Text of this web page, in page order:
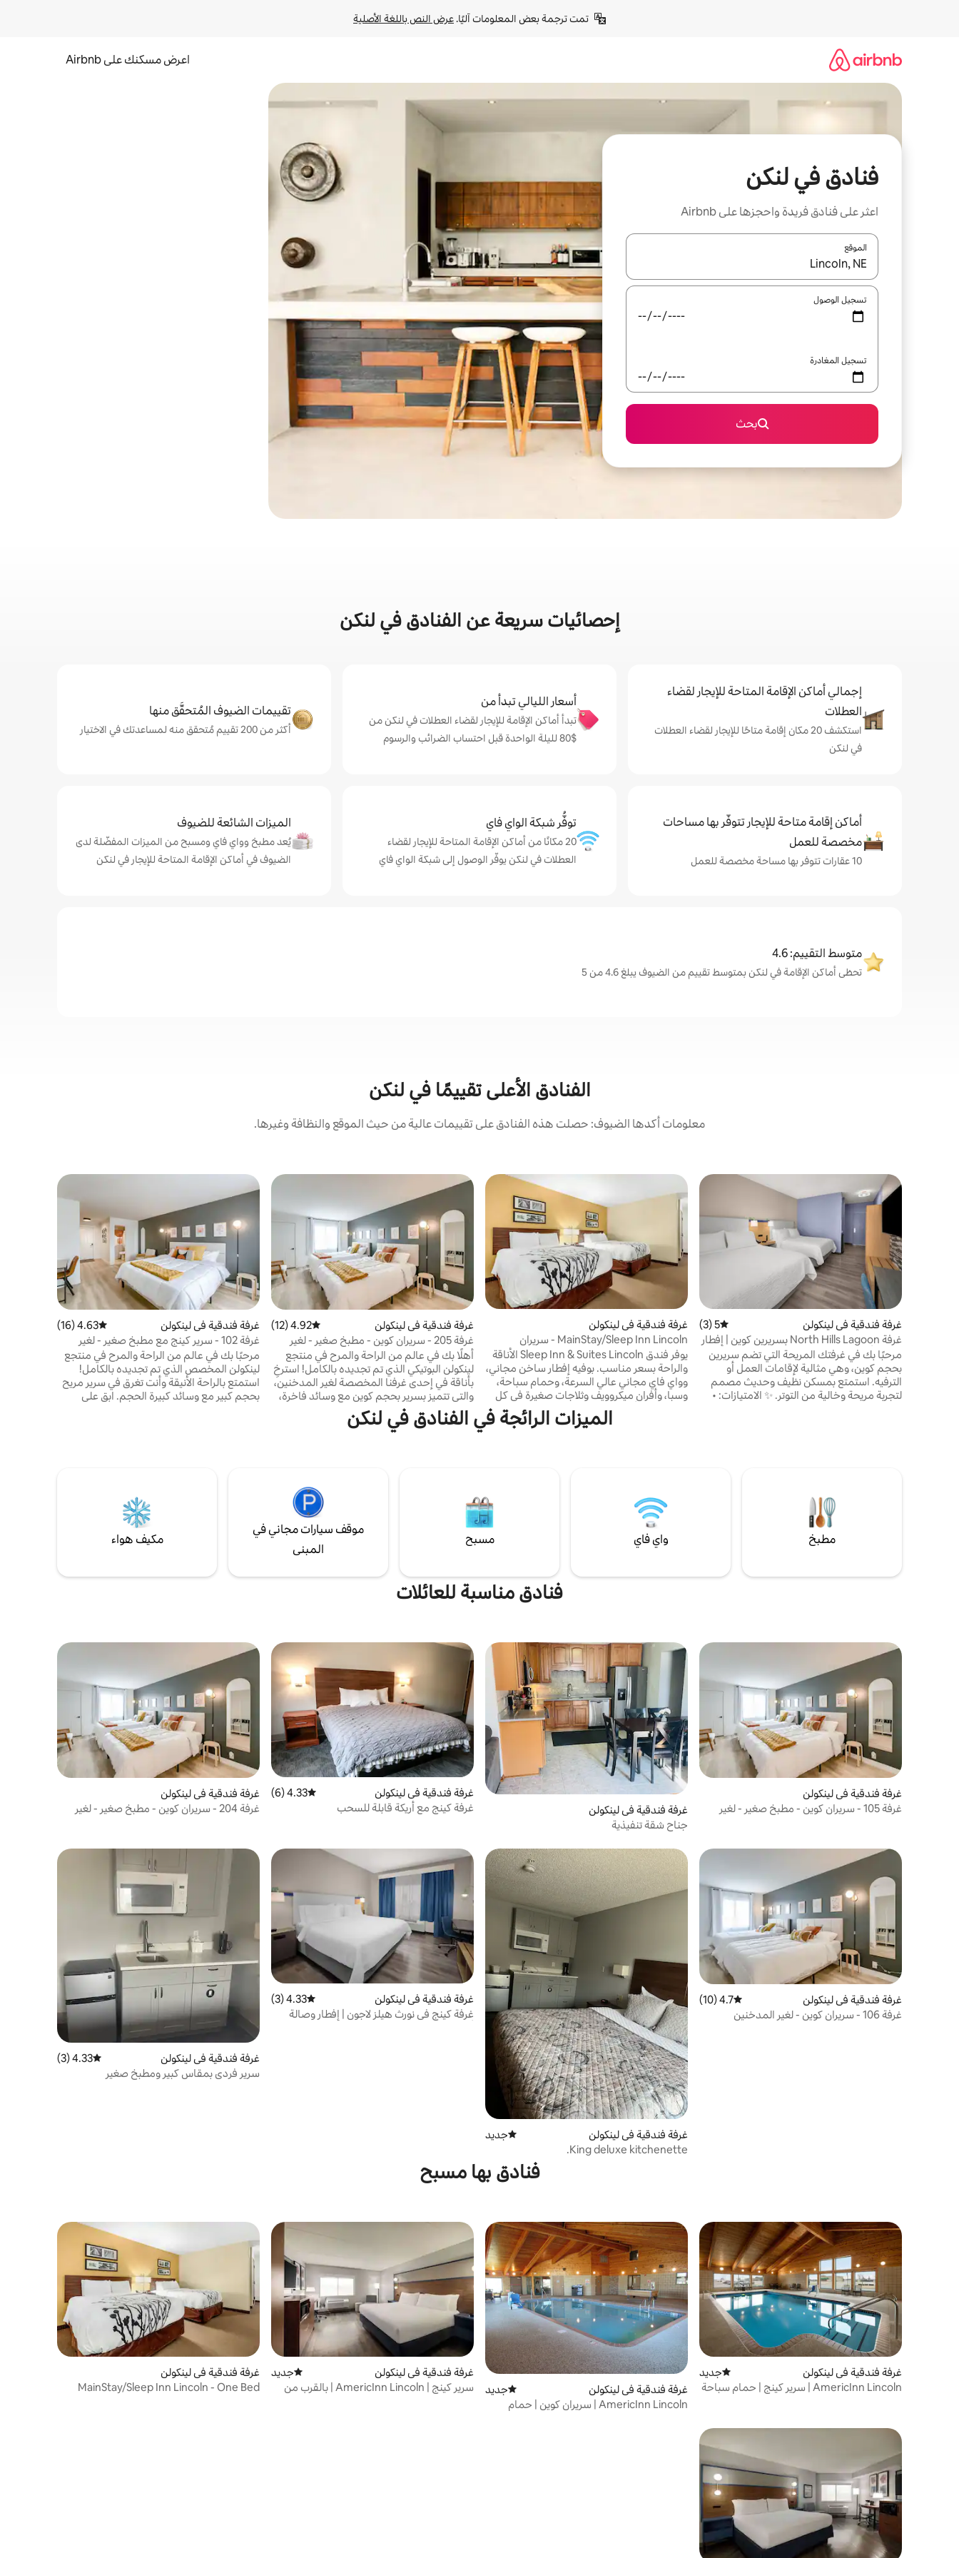
تمت ترجمة بعض المعلومات آليًا. عرض النص باللغة الأصلية
اعرض مسكنك على Airbnb
فنادق في لنكن
اعثر على فنادق فريدة واحجزها على Airbnb
الموقع
عند توفر النتائج، انتقل باستخدام السهمين لأعلى ولأسفل أو استكشف عن طريق اللمس أو السحب.
تسجيل الوصول
تسجيل المغادرة
بحث
إحصائيات سريعة عن الفنادق في لنكن
إجمالي أماكن الإقامة المتاحة للإيجار لقضاء
العطلات
استكشف 20 مكان إقامة متاحًا للإيجار لقضاء العطلات
في لنكن
أسعار الليالي تبدأ من
تبدأ أماكن الإقامة للإيجار لقضاء العطلات في لنكن من
$‏80 لليلة الواحدة قبل احتساب الضرائب والرسوم
تقييمات الضيوف المُتحقَّق منها
أكثر من 200 تقييم مُتحقق منه لمساعدتك في الاختيار
أماكن إقامة متاحة للإيجار تتوفّر بها مساحات
مخصصة للعمل
10 عقارات تتوفر بها مساحة مخصصة للعمل
توفُّر شبكة الواي فاي
20 مكانًا من أماكن الإقامة المتاحة للإيجار لقضاء
العطلات في لنكن يوفّر الوصول إلى شبكة الواي فاي
الميزات الشائعة للضيوف
يُعد مطبخ وواي فاي ومسبح من الميزات المفضّلة لدى
الضيوف في أماكن الإقامة المتاحة للإيجار في لنكن
متوسط التقييم: 4.6
تحظى أماكن الإقامة في لنكن بمتوسط تقييم من الضيوف يبلغ 4.6 من 5
الفنادق الأعلى تقييمًا في لنكن
معلومات أكدها الضيوف: حصلت هذه الفنادق على تقييمات عالية من حيث الموقع والنظافة وغيرها.
غرفة فندقية في لينكولن متوسط التقييم 5 من 5، 3 مراجعات
5 (3)
غرفة North Hills Lagoon بسريرين كوين | إفطار
وصالة ألعاب رياضية
مرحبًا بك في غرفتك المريحة التي تضم سريرين
بحجم كوين، وهي مثالية لإقامات العمل أو
الترفيه. استمتع بمسكن نظيف وحديث مصمم
لتجربة مريحة وخالية من التوتر. ✨ الامتيازات: •
وجامعة نبراسكا وميموريال ستاديوم. 🏙️
غرفة فندقية في لينكولن
MainStay/Sleep Inn Lincoln - سريران
يوفر فندق Sleep Inn & Suites Lincoln الأناقة
والراحة بسعر مناسب. بوفيه إفطار ساخن مجاني،
وواي فاي مجاني عالي السرعة، وحمام سباحة،
وسبا، وأفران ميكروويف وثلاجات صغيرة في كل
غرفة، ومركز أعمال، ومركز لياقة بدنية، وبياضات
فاخرة. يقع فندقنا في موقع مناسب للعديد من
تنس الطاولة.
غرفة فندقية في لينكولن متوسط التقييم 4.92 من 5، 12 مراجعات
4.92 (12)
غرفة 205 - سريران كوين - مطبخ صغير - لغير
المدخنين
أهلًا بك في عالم من الراحة والمرح في منتجع
لينكولن البوتيكي الذي تم تجديده بالكامل! استرخِ
بأناقة في إحدى غرفنا المخصصة لغير المدخنين،
والتي تتميز بسرير بحجم كوين مع وسائد فاخرة،
وواي فاي مجاني، ومكتب عملي، وحمام عصري
أنيق. بالإضافة إلى ذلك، يمكنك طهي وجبة لذيذة
باستخدام موقد كهربائي ومستلزمات المطبخ،
غرفة فندقية في لينكولن متوسط التقييم 4.63 من 5، 16 مراجعات
4.63 (16)
غرفة 102 - سرير كينج مع مطبخ صغير - لغير
المدخنين
مرحبًا بك في عالم من الراحة والمرح في منتجع
لينكولن المخصص الذي تم تجديده بالكامل!
استمتع بالراحة الأنيقة وأنت تغرق في سرير مريح
بحجم كبير مع وسائد كبيرة الحجم. ابق على
الميزات الرائجة في الفنادق في لنكن
مطبخ واي فاي مسبح
موقف سيارات مجاني في
المبنى
مكيف هواء
فنادق مناسبة للعائلات
غرفة فندقية في لينكولن
غرفة 105 - سريران كوين - مطبخ صغير - لغير
غرفة فندقية في لينكولن
جناح شقة تنفيذية
غرفة فندقية في لينكولن متوسط التقييم 4.33 من 5، 6 مراجعات
4.33 (6)
غرفة كينج مع أريكة قابلة للسحب
غرفة فندقية في لينكولن
غرفة 204 - سريران كوين - مطبخ صغير - لغير
غرفة فندقية في لينكولن متوسط التقييم 4.7 من 5، 10 مراجعات
4.7 (10)
غرفة 106 - سريران كوين - لغير المدخنين
غرفة فندقية في لينكولن مكان إقامة جديد
جديد
King deluxe kitchenette.
غرفة فندقية في لينكولن متوسط التقييم 4.33 من 5، 3 مراجعات
4.33 (3)
غرفة كينج في نورث هيلز لاجون | إفطار وصالة
غرفة فندقية في لينكولن متوسط التقييم 4.33 من 5، 3 مراجعات
4.33 (3)
سرير فردي بمقاس كبير ومطبخ صغير
فنادق بها مسبح
غرفة فندقية في لينكولن مكان إقامة جديد
جديد
AmericInn Lincoln | سرير كينج | حمام سباحة
غرفة فندقية في لينكولن مكان إقامة جديد
جديد
AmericInn Lincoln | سريران كوين | حمام
غرفة فندقية في لينكولن مكان إقامة جديد
جديد
سرير كينج | AmericInn Lincoln | بالقرب من
غرفة فندقية في لينكولن
MainStay/Sleep Inn Lincoln - One Bed